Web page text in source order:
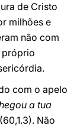
de Cristo
milhões e
não com
próprio
com o apelo
a tua
Não